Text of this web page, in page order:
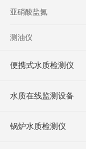
亚硝酸盐氮
测油仪
便携式水质检测仪
水质在线监测设备
锅炉水质检测仪